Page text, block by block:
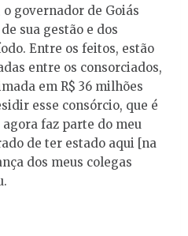
governador de Goiás
sua gestão e dos
Entre os feitos, estão
entre os consorciados,
em R$ 36 milhões
esse consórcio, que é
faz parte do meu
de ter estado aqui [na
dos meus colegas